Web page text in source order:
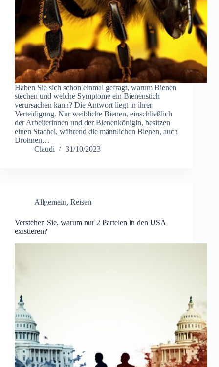
Haben Sie sich schon einmal gefragt, warum Bienen
stechen und welche Symptome ein Bienenstich
verursachen kann? Die Antwort liegt in ihrer
Verteidigung. Nur weibliche Bienen, einschließlich
der Arbeiterinnen und der Bienenkönigin, besitzen
einen Stachel, während die männlichen Bienen, auch
Drohnen…
Claudi
31/10/2023
Allgemein, Reisen
Verstehen Sie, warum nur 2 Parteien in den USA
existieren?